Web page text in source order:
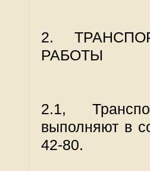
2.
РАБОТЫ
2.1,
выполняют в
42-80.